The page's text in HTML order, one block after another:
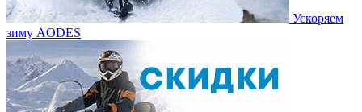
Ускоряем
зиму AODES